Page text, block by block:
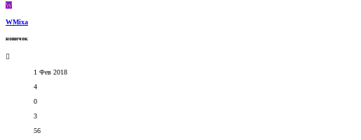
W
WMixa
новичок
1 Фев 2018
4
0
3
56